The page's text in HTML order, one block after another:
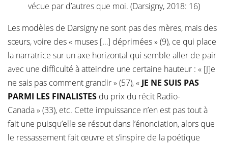
vécue par d’autres que moi. (Darsigny, 2018: 16)
Les modèles de Darsigny ne sont pas des mères, mais des
sœurs, voire des « muses […] déprimées » (9), ce qui place
la narratrice sur un axe horizontal qui semble aller de pair
avec une difficulté à atteindre une certaine hauteur : « [J]e
ne sais pas comment grandir » (57), « JE NE SUIS PAS
PARMI LES FINALISTES du prix du récit Radio-
Canada » (33), etc. Cette impuissance n’en est pas tout à
fait une puisqu’elle se résout dans l’énonciation, alors que
le ressassement fait œuvre et s’inspire de la poétique